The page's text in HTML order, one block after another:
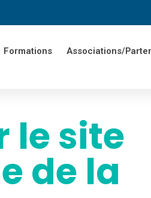
Formations Associations/
le site
de la